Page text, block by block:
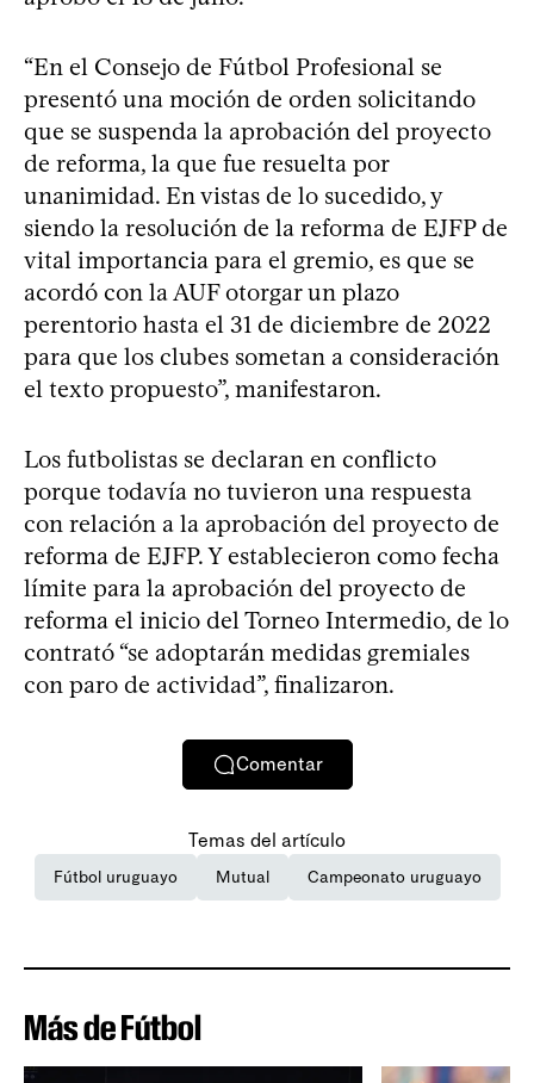
“En el Consejo de Fútbol Profesional se
presentó una moción de orden solicitando
que se suspenda la aprobación del proyecto
de reforma, la que fue resuelta por
unanimidad. En vistas de lo sucedido, y
siendo la resolución de la reforma de EJFP de
vital importancia para el gremio, es que se
acordó con la AUF otorgar un plazo
perentorio hasta el 31 de diciembre de 2022
para que los clubes sometan a consideración
el texto propuesto”, manifestaron.
Los futbolistas se declaran en conflicto
porque todavía no tuvieron una respuesta
con relación a la aprobación del proyecto de
reforma de EJFP. Y establecieron como fecha
límite para la aprobación del proyecto de
reforma el inicio del Torneo Intermedio, de lo
contrató “se adoptarán medidas gremiales
con paro de actividad”, finalizaron.
Comentar
Temas del artículo
Fútbol uruguayo Mutual Campeonato uruguayo
Más de Fútbol